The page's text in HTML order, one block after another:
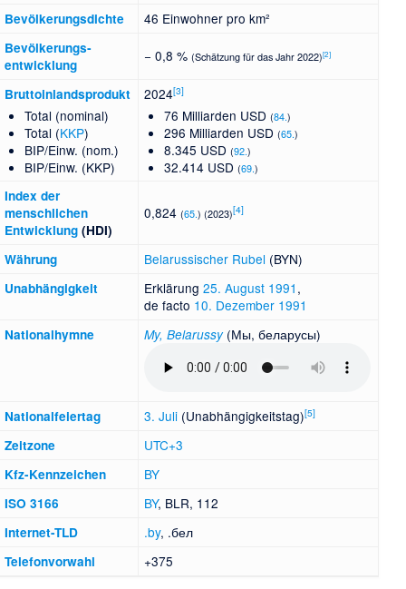
Bevölkerungsdichte 46 Einwohner pro km²
Bevölkerungs­
entwicklung
− 0,8 %(Schätzung für das Jahr 2022)[2]
Bruttoinlandsprodukt
Total (nominal)
Total (KKP)
BIP/Einw. (nom.)
BIP/Einw. (KKP)
2024[3]
76 Milliarden USD(84.)
296 Milliarden USD(65.)
8.345 USD(92.)
32.414 USD(69.)
Index der
menschlichen
Entwicklung (HDI)
0,824(65.) (2023)[4]
Währung Belarussischer Rubel (BYN)
Unabhängigkeit Erklärung25. August 1991 ,
de facto 10. Dezember 1991
National­hymne My, Belarussy(Мы, беларусы)
Nationalfeiertag 3. Juli (Unabhängigkeitstag)[5]
Zeitzone UTC+3
Kfz-Kennzeichen BY
ISO 3166 BY, BLR, 112
Internet-TLD .by, .бел
Telefonvorwahl +375